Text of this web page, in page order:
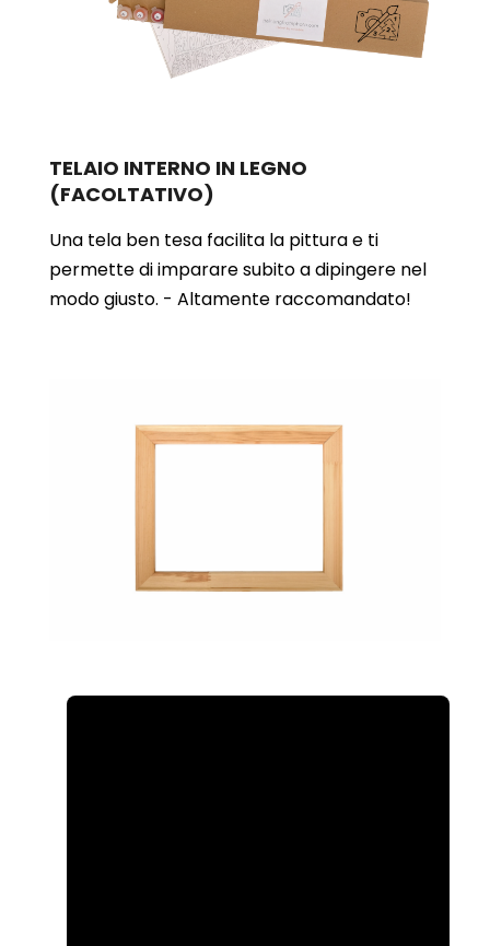
TELAIO INTERNO IN LEGNO
(FACOLTATIVO)
Una tela ben tesa facilita la pittura e ti
permette di imparare subito a dipingere nel
modo giusto. - Altamente raccomandato!